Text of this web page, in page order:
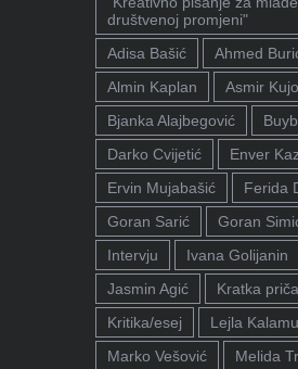
društvenoj promjeni"
Adisa Bašić
Ahmed
Almin Kaplan
Asmir
Bjanka Alajbegović
Darko Cvijetić
Enver
Ervin Mujabašić
Ferida
Goran Sarić
Goran
Intervju
Ivana Golijanin
Jasmin Agić
Kratka priča
Kritika/esej
Lejla
Marko Vešović
Melida